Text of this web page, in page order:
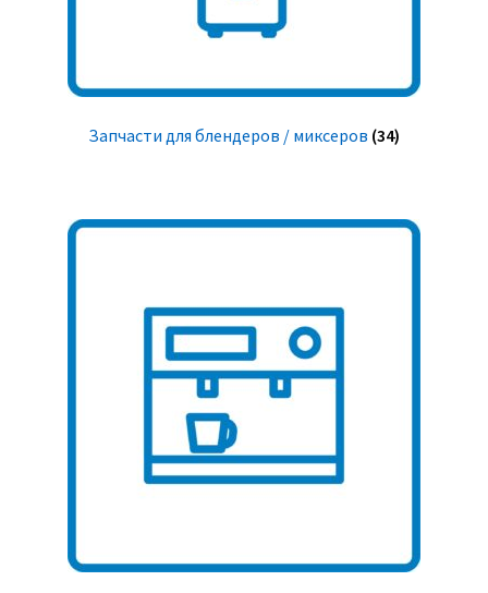
Запчасти для блендеров / миксеров (34)